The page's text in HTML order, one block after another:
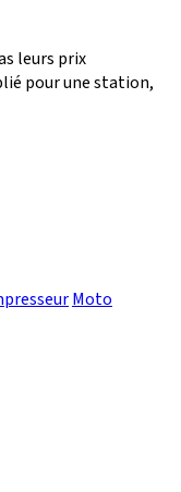
leurs prix
pour une station,
Moto